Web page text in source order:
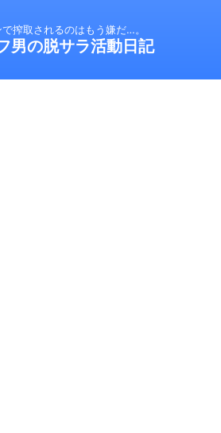
搾取されるのはもう嫌だ…。
男の脱サラ活動日記